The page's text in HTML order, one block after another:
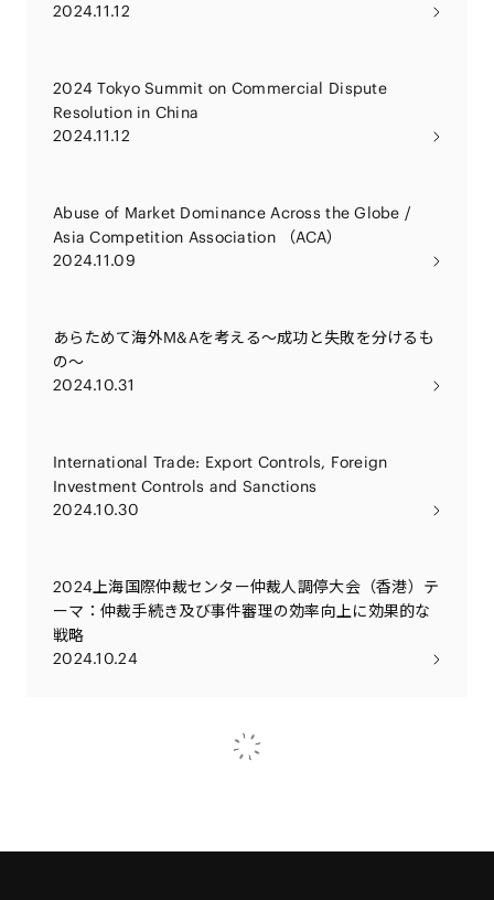
2024.11.12
2024 Tokyo Summit on Commercial Dispute
Resolution in China
2024.11.12
Abuse of Market Dominance Across the Globe /
Asia Competition Association （ACA）
2024.11.09
あらためて海外M&Aを考える～成功と失敗を分けるも
の～
2024.10.31
International Trade: Export Controls, Foreign
Investment Controls and Sanctions
2024.10.30
2024上海国際仲裁センター仲裁人調停大会（香港）テ
ーマ：仲裁手続き及び事件審理の効率向上に効果的な
戦略
2024.10.24
海南自由貿易港リーガルウィーク：自由貿易港の法制
度・世界との対話「ASEAN地域での法律サービス協力